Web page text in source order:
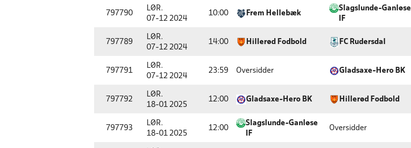
797790
LØR.
07-12 2024
10:00 Frem Hellebæk
Slagslunde-Ganløse
IF
797789
LØR.
07-12 2024
14:00 Hillerød Fodbold FC Rudersdal
797791
LØR.
07-12 2024
23:59 Oversidder Gladsaxe-Hero BK
797792
LØR.
18-01 2025
12:00 Gladsaxe-Hero BK Hillerød Fodbold
797793
LØR.
18-01 2025
12:00
Slagslunde-Ganløse
IF
Oversidder